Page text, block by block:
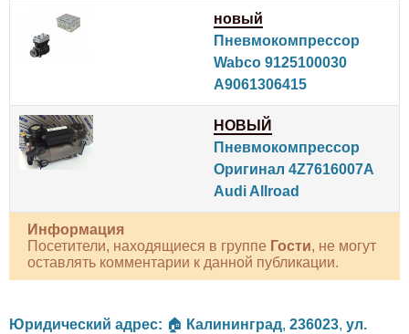
новый
Пневмокомпрессор
Wabco 9125100030
A9061306415
НОВЫЙ
Пневмокомпрессор
Оригинал 4Z7616007A
Audi Allroad
Информация
Посетители, находящиеся в группе Гости, не могут
оставлять комментарии к данной публикации.
Юридический адрес: 🏠 Калининград, 236023, ул.